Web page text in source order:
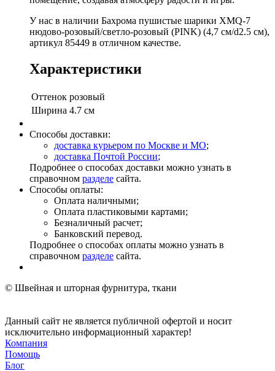
У нас в наличии Бахрома пушистые шарики XMQ-7
нюдово-розовый/светло-розовый (PINK) (4,7 см/d2.5 см),
артикул 85449 в отличном качестве.
Характеристики
Оттенок розовый
Ширина 4.7 см
Способы доставки:
доставка курьером по Москве и МО;
доставка Почтой России;
Подробнее о способах доставки можно узнать в
справочном разделе сайта.
Способы оплаты:
Оплата наличными;
Оплата пластиковыми картами;
Безналичный расчет;
Банковский перевод.
Подробнее о способах оплаты можно узнать в
справочном разделе сайта.
© Швейная и шторная фурнитура, ткани
Данный сайт не является публичной офертой и носит
исключительно информационный характер!
Компания
Помощь
Блог